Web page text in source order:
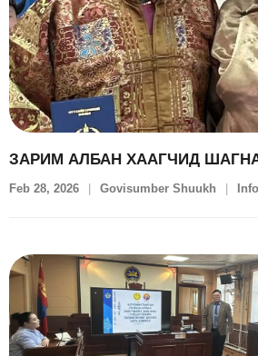
ЗАРИМ АЛБАН ХААГЧИД
Feb 28, 2026 Govisumber Shuukh Info